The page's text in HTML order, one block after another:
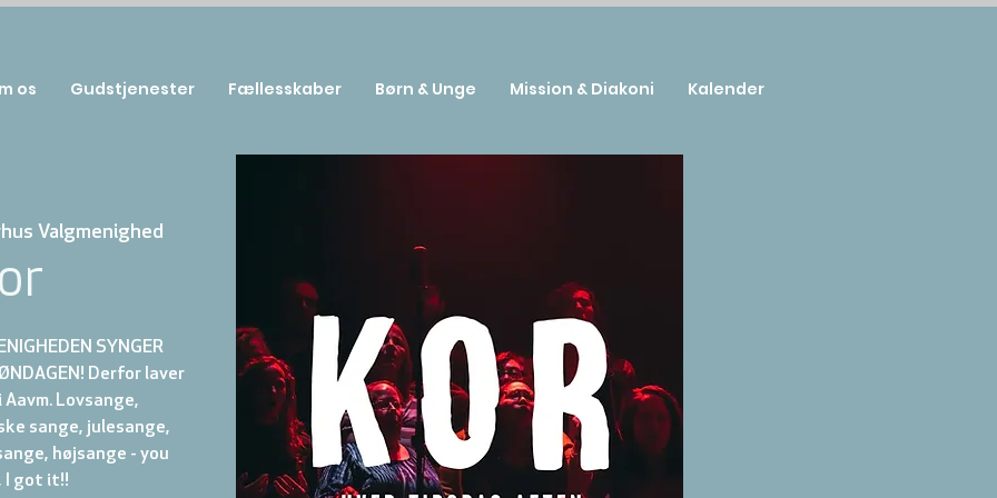
Valgmenighed
SYNGER
Derfor laver
Lovsange,
sange, julesange,
højsange - you
I got it!!
os Gudstjenester Fællesskaber Børn & Unge Mission & Diakoni Kalender